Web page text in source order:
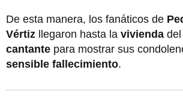
De esta manera, los fanáticos de
Vértiz llegaron hasta la vivienda del
cantante para mostrar sus
sensible fallecimiento.